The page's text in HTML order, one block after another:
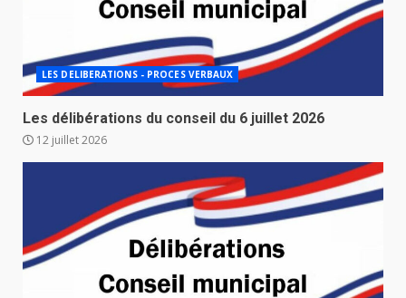
LES DELIBERATIONS - PROCES VERBAUX
Les délibérations du conseil du 6 juillet 2026
12 juillet 2026